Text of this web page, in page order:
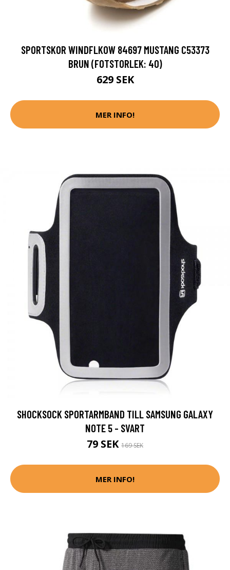
SPORTSKOR WINDFLKOW 84697 MUSTANG C53373
BRUN (FOTSTORLEK: 40)
629 SEK
MER INFO!
SHOCKSOCK SPORTARMBAND TILL SAMSUNG GALAXY
NOTE 5 - SVART
79 SEK 169 SEK
MER INFO!